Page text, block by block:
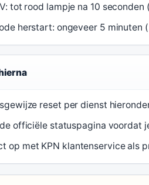
tot rood lampje na 10 seconden
herstart: ongeveer 5 minuten
reset per dienst
officiële statuspagina voordat
op met KPN klantenservice als